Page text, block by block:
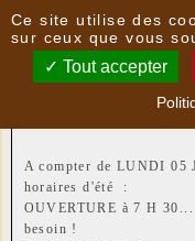
Nouvelles
Zinc de la Quique -
A compter de LUNDI 05
horaires d'été :
OUVERTURE à 7 H
besoin !
Ce site utilise des
sur ceux que vous
Tout accepter